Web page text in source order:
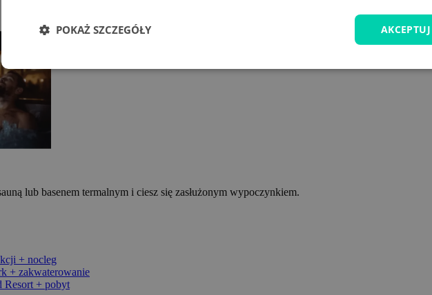
lub basenem termalnym i ciesz się zasłużonym wypoczynkiem.
+ nocleg
+ zakwaterowanie
+ pobyt
POKAŻ SZCZEGÓŁY